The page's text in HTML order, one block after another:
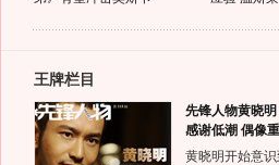
王牌栏目
先锋人物黄晓明
感谢低潮 偶像
黄晓明开始意